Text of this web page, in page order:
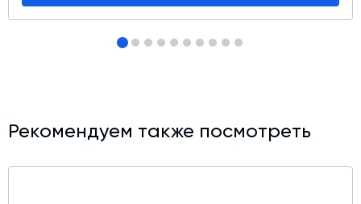
Рекомендуем также посмотреть